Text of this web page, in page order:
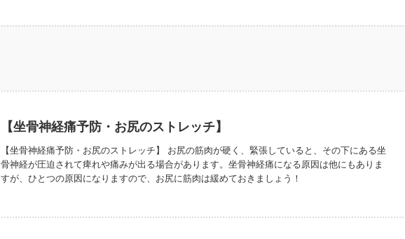
【坐骨神経痛予防・お尻のストレッチ】
【坐骨神経痛予防・お尻のストレッチ】 お尻の筋肉が硬く、緊張していると、その下にある坐
骨神経が圧迫されて痺れや痛みが出る場合があります。坐骨神経痛になる原因は他にもありま
すが、ひとつの原因になりますので、お尻に筋肉は緩めておきましょう！